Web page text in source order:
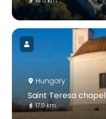
Hungary
Saint Teresa chapel
17.8 km